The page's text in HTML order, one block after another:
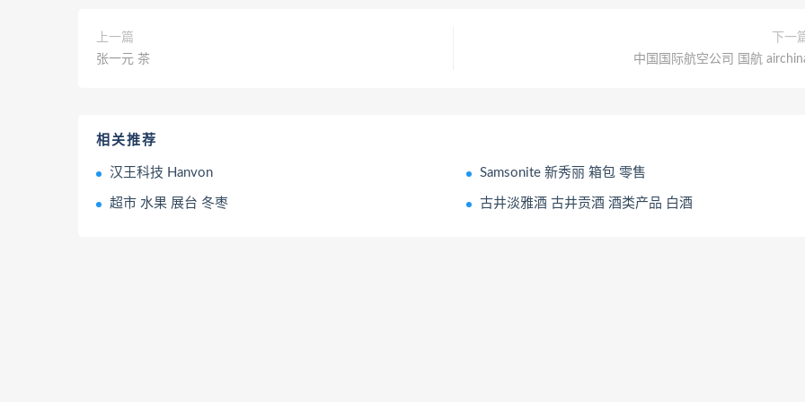
上一篇
张一元 茶
下一
中国国际航空公司 国航
相关推荐
汉王科技 Hanvon Samsonite 新秀丽 箱包 零售
超市 水果 展台 冬枣 ‌古井淡雅酒 古井贡酒 酒类产品 白酒